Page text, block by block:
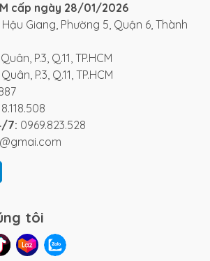
cấp ngày 28/01/2026
Giang, Phường 5, Quận 6, Thành
P.3, Q.11, TP.HCM
P.3, Q.11, TP.HCM
7: 0969.823.528
tôi